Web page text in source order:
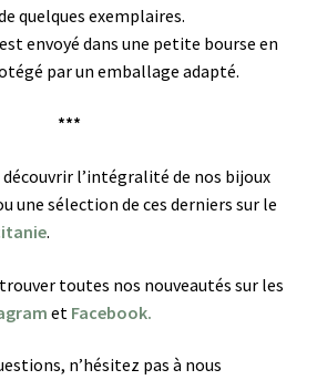
quelques exemplaires.
envoyé dans une petite bourse en
par un emballage adapté.
***
l’intégralité de nos bijoux
une sélection de ces derniers sur le
.
toutes nos nouveautés sur les
et Facebook.
n’hésitez pas à nous